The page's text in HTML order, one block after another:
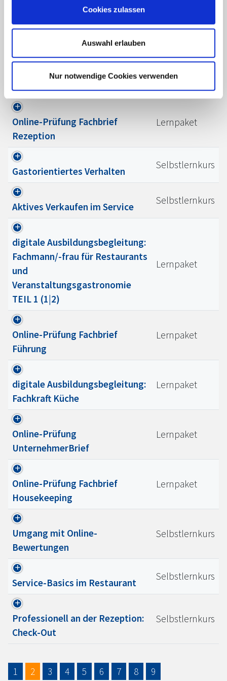
Cookies zulassen
Auswahl erlauben
Nur notwendige Cookies verwenden
Arbeitssicherheit und
Arbeitsmaterial für
Reklamation: Freundlich bleiben
mit System
Live-Web-Kurs
Online-Prüfung Fachbrief
Rezeption
Lernpaket
Gastorientiertes Verhalten
Selbstlernkurs
Aktives Verkaufen im Service
Selbstlernkurs
digitale Ausbildungsbegleitung:
Fachmann/-frau für Restaurants
und
Veranstaltungsgastronomie
TEIL 1 (1|2)
Lernpaket
Online-Prüfung Fachbrief
Führung
Lernpaket
digitale Ausbildungsbegleitung:
Fachkraft Küche
Lernpaket
Online-Prüfung
UnternehmerBrief
Lernpaket
Online-Prüfung Fachbrief
Housekeeping
Lernpaket
Umgang mit Online-
Bewertungen
Selbstlernkurs
Service-Basics im Restaurant
Selbstlernkurs
Professionell an der Rezeption:
Check-Out
Selbstlernkurs
1 2 3 4 5 6 7 8 9